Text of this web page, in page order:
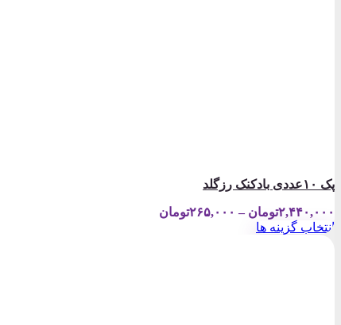
پک ۱۰عددی بادکنک رزگلد
۲,۴۴۰,۰۰۰تومان – ۲۶۵,۰۰۰تومان
انتخاب گزینه ها